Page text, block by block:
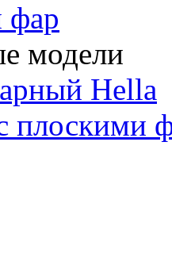
фар
модели
Hella
плоскими